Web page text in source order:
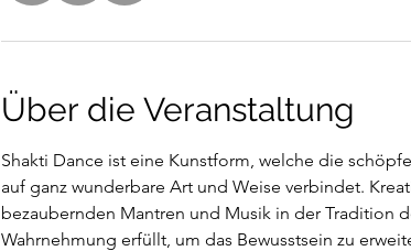
Über die Veranstaltung
Shakti Dance ist eine Kunstform, welche die
auf ganz wunderbare Art und Weise verbindet.
bezaubernden Mantren und Musik in der Tradition
Wahrnehmung erfüllt, um das Bewusstsein zu